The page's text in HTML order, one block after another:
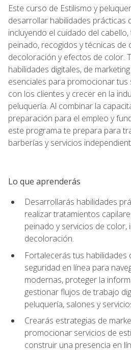
Este curso de Estilismo y
desarrollar habilidades prácticas
incluyendo el cuidado del
peinado, recogidos y técnicas
decoloración y efectos de color.
habilidades digitales, de
esenciales para promocionar tus
con los clientes y crecer en la
peluquería. Al combinar la
preparación para el empleo y
este programa te prepara para
barberías y servicios
Lo que aprenderás
Desarrollarás habilidades
realizar tratamientos
peinado y servicios de color,
decoloración.
Fortalecerás tus habilidades
seguridad en línea para
modernas, proteger la
gestionar flujos de trabajo
peluquería, salones y
Crearás estrategias de
promocionar servicios de
construir una presencia en